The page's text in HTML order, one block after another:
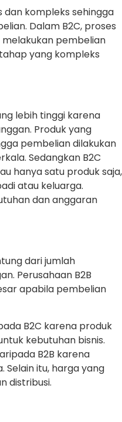
dan kompleks sehingga
Dalam B2C, proses
melakukan pembelian
yang kompleks
lebih tinggi karena
Produk yang
pembelian dilakukan
Sedangkan B2C
hanya satu produk saja,
atau keluarga.
dan anggaran
dari jumlah
Perusahaan B2B
apabila pembelian
B2C karena produk
kebutuhan bisnis.
B2B karena
Selain itu, harga yang
distribusi.